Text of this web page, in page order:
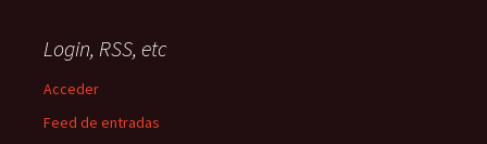
Login, RSS, etc
Acceder
Feed de entradas